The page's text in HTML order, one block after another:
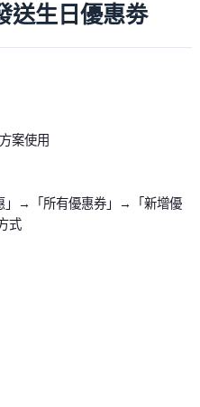
送生日優惠劵
案使用
」→「所有優惠券」→「新增優
式